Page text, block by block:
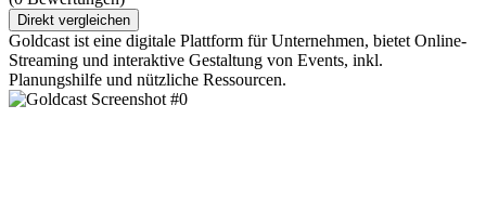
Direkt vergleichen
Goldcast ist eine digitale Plattform für Unternehmen, bietet Online-
Streaming und interaktive Gestaltung von Events, inkl.
Planungshilfe und nützliche Ressourcen.